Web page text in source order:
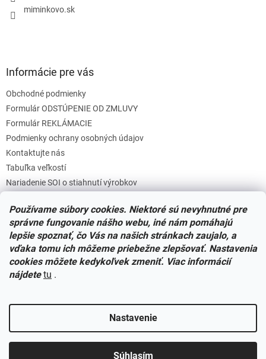
Používame súbory cookies. Niektoré sú nevyhnutné pre
správne fungovanie nášho webu, iné nám pomáhajú
lepšie spoznať, čo Vás na našich stránkach zaujalo, a
vďaka tomu ich môžeme priebežne zlepšovať. Nastavenia
cookies môžete kedykoľvek zmeniť. Viac informácií
nájdete tu .
Nastavenie
Súhlasím
miminkovo.sk
Informácie pre vás
Obchodné podmienky
Formulár ODSTÚPENIE OD ZMLUVY
Formulár REKLÁMACIE
Podmienky ochrany osobných údajov
Kontaktujte nás
Tabuľka veľkostí
Nariadenie SOI o stiahnutí výrobkov
Zásady súborov COOKIES
Facebook
Vytvoril Shoptet
Miminkovo.sk. Všetky práva vyhradené.